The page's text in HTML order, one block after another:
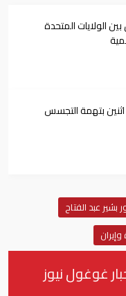
الولايات المتحدة
اثنين بتهمة التجسس
بشير عبد الفتاح
غوغول نيوز